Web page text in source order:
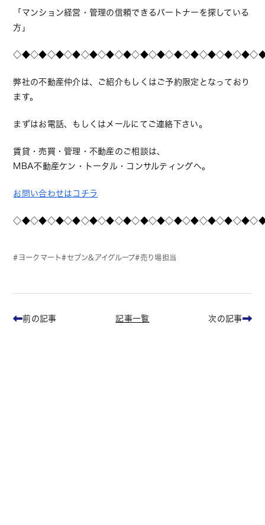
「マンション経営・管理の信頼できるパートナーを探している
方」
弊社の不動産仲介は、ご紹介もしくはご予約限定となっており
ます。
まずはお電話、もしくはメールにてご連絡下さい。
賃貸・売買・管理・不動産のご相談は、
MBA不動産ケン・トータル・コンサルティングへ。
お問い合わせはコチラ
ヨークマート セブン&アイグループ 売り場担当
前の記事 記事一覧 次の記事